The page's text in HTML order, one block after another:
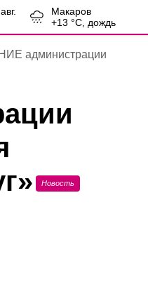
Макаров
+13 °С, дождь
администрации
Новость